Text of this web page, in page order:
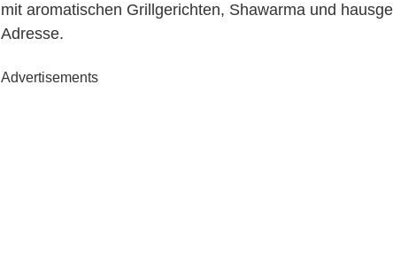
mit aromatischen Grillgerichten, Shawarma und
Adresse.
Advertisements